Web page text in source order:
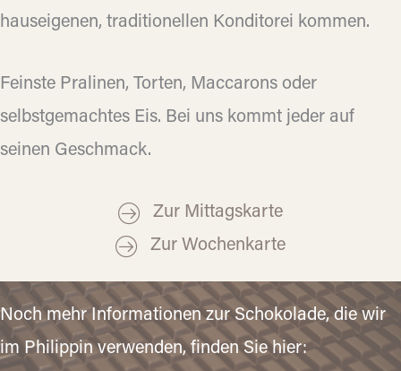
hauseigenen, traditionellen Konditorei kommen.
Feinste Pralinen, Torten, Maccarons oder
selbstgemachtes Eis. Bei uns kommt jeder auf
seinen Geschmack.
Zur Mittagskarte
Zur Wochenkarte
Noch mehr Informationen zur Schokolade, die wir
im Philippin verwenden, finden Sie hier: